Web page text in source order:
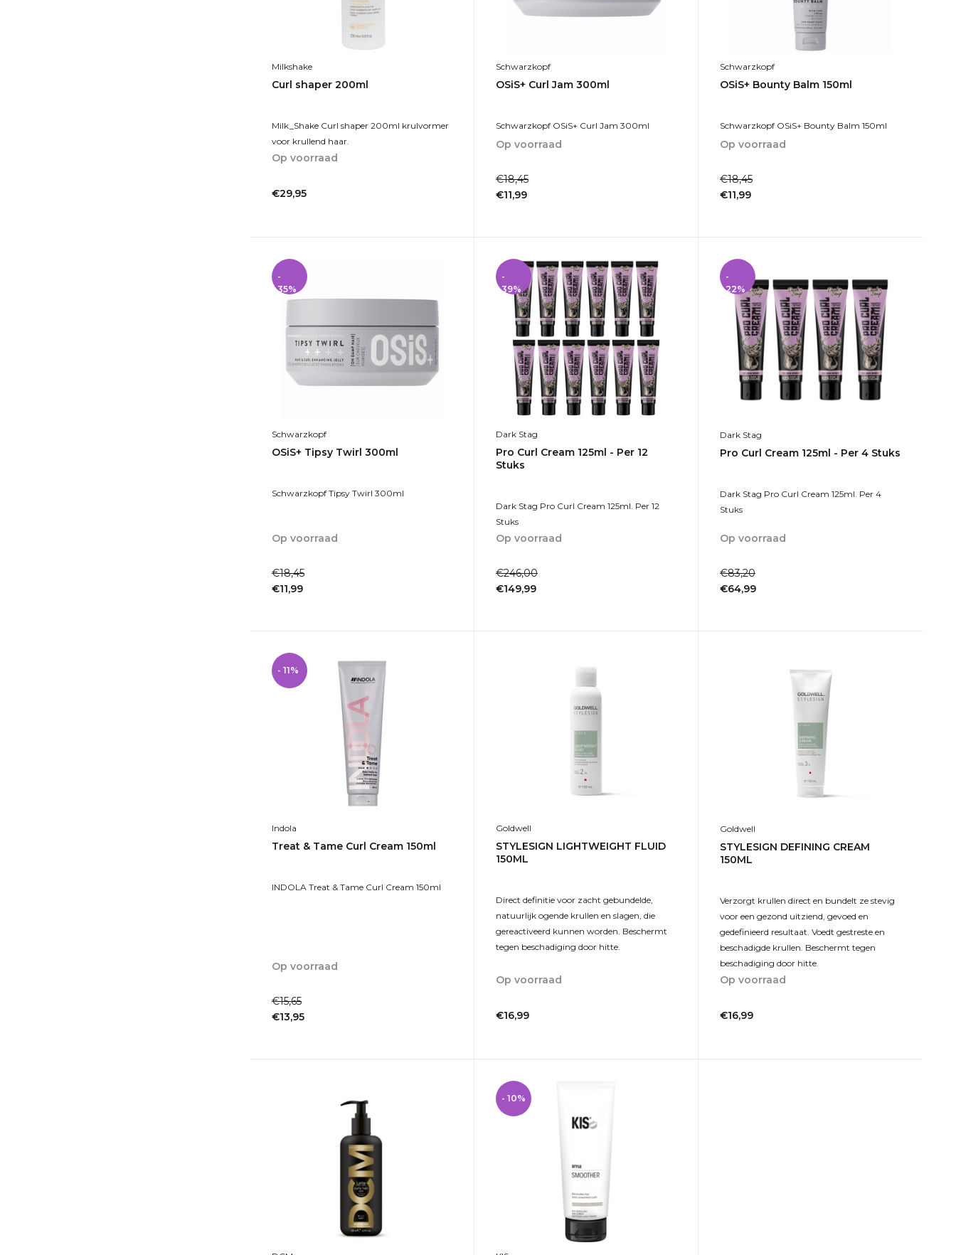
Milkshake
Curl shaper 200ml
Milk_Shake Curl shaper 200ml krulvormer
voor krullend haar.
Op voorraad
€29,95
Schwarzkopf
OSiS+ Curl Jam 300ml
Schwarzkopf OSiS+ Curl Jam 300ml
Op voorraad
€18,45
€11,99
Schwarzkopf
OSiS+ Bounty Balm 150ml
Schwarzkopf OSiS+ Bounty Balm 150ml
Op voorraad
€18,45
€11,99
-
35%
Schwarzkopf
OSiS+ Tipsy Twirl 300ml
Schwarzkopf Tipsy Twirl 300ml
Op voorraad
€18,45
€11,99
-
39%
Dark Stag
Pro Curl Cream 125ml - Per 12
Stuks
Dark Stag Pro Curl Cream 125ml. Per 12
Stuks
Op voorraad
€246,00
€149,99
-
22%
Dark Stag
Pro Curl Cream 125ml - Per 4 Stuks
Dark Stag Pro Curl Cream 125ml. Per 4
Stuks
Op voorraad
€83,20
€64,99
- 11%
Indola
Treat & Tame Curl Cream 150ml
INDOLA Treat & Tame Curl Cream 150ml
Op voorraad
€15,65
€13,95
Goldwell
STYLESIGN LIGHTWEIGHT FLUID
150ML
Direct definitie voor zacht gebundelde,
natuurlijk ogende krullen en slagen, die
gereactiveerd kunnen worden. Beschermt
tegen beschadiging door hitte.
Op voorraad
€16,99
Goldwell
STYLESIGN DEFINING CREAM
150ML
Verzorgt krullen direct en bundelt ze stevig
voor een gezond uitziend, gevoed en
gedefinieerd resultaat. Voedt gestreste en
beschadigde krullen. Beschermt tegen
beschadiging door hitte.
Op voorraad
€16,99
- 10%